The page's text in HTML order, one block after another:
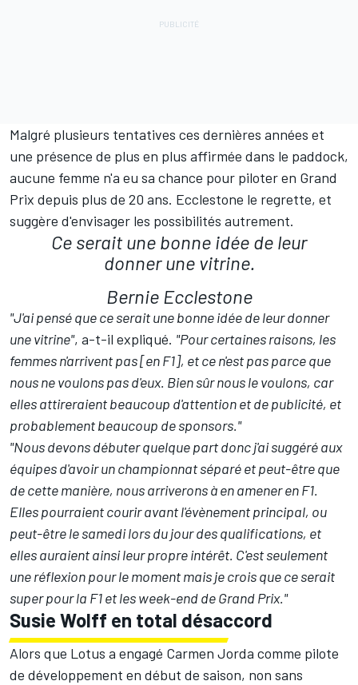
Malgré plusieurs tentatives ces dernières années et
une présence de plus en plus affirmée dans le paddock,
aucune femme n'a eu sa chance pour piloter en Grand
Prix depuis plus de 20 ans. Ecclestone le regrette, et
suggère d'envisager les possibilités autrement.
Ce serait une bonne idée de leur
donner une vitrine.
Bernie Ecclestone
"J'ai pensé que ce serait une bonne idée de leur donner
une vitrine", a-t-il expliqué. "Pour certaines raisons, les
femmes n'arrivent pas [en F1], et ce n'est pas parce que
nous ne voulons pas d'eux. Bien sûr nous le voulons, car
elles attireraient beaucoup d'attention et de publicité, et
probablement beaucoup de sponsors."
"Nous devons débuter quelque part donc j'ai suggéré aux
équipes d'avoir un championnat séparé et peut-être que
de cette manière, nous arriverons à en amener en F1.
Elles pourraient courir avant l'évènement principal, ou
peut-être le samedi lors du jour des qualifications, et
elles auraient ainsi leur propre intérêt. C'est seulement
une réflexion pour le moment mais je crois que ce serait
super pour la F1 et les week-end de Grand Prix."
Susie Wolff en total désaccord
Alors que Lotus a engagé Carmen Jorda comme pilote
de développement en début de saison, non sans